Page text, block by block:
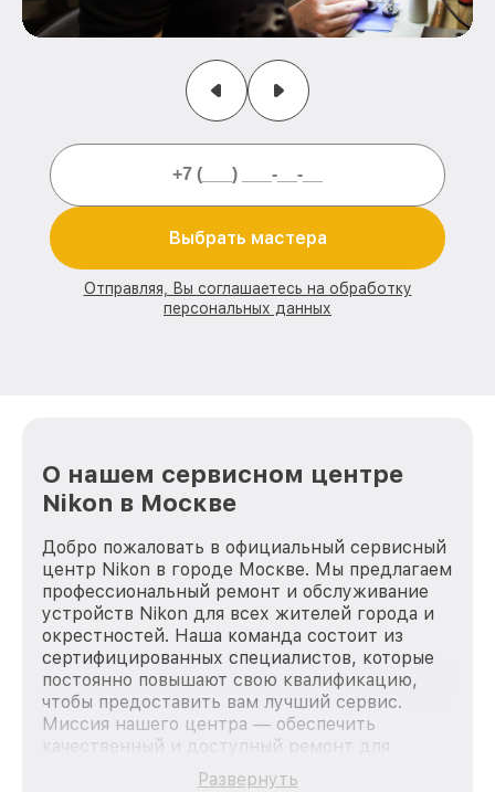
Выбрать мастера
Отправляя, Вы соглашаетесь на обработку
персональных данных
О нашем сервисном центре
Nikon в Москве
Добро пожаловать в официальный сервисный
центр Nikon в городе Москве. Мы предлагаем
профессиональный ремонт и обслуживание
устройств Nikon для всех жителей города и
окрестностей. Наша команда состоит из
сертифицированных специалистов, которые
постоянно повышают свою квалификацию,
чтобы предоставить вам лучший сервис.
Миссия нашего центра — обеспечить
качественный и доступный ремонт для
каждого пользователя продукции Nikon, вне
Развернуть